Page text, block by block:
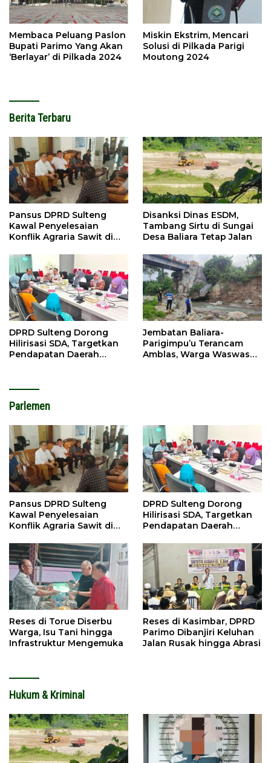
Membaca Peluang Paslon
Bupati Parimo Yang Akan
‘Berlayar’ di Pilkada 2024
Miskin Ekstrim, Mencari
Solusi di Pilkada Parigi
Moutong 2024
Berita Terbaru
Pansus DPRD Sulteng
Kawal Penyelesaian
Konflik Agraria Sawit di
Disanksi Dinas ESDM,
Tambang Sirtu di Sungai
Desa Baliara Tetap Jalan
DPRD Sulteng Dorong
Hilirisasi SDA, Targetkan
Pendapatan Daerah
Jembatan Baliara-
Parigimpu’u Terancam
Amblas, Warga Waswas
Parlemen
Pansus DPRD Sulteng
Kawal Penyelesaian
Konflik Agraria Sawit di
DPRD Sulteng Dorong
Hilirisasi SDA, Targetkan
Pendapatan Daerah
Reses di Torue Diserbu
Warga, Isu Tani hingga
Infrastruktur Mengemuka
Reses di Kasimbar, DPRD
Parimo Dibanjiri Keluhan
Jalan Rusak hingga Abrasi
Hukum & Kriminal